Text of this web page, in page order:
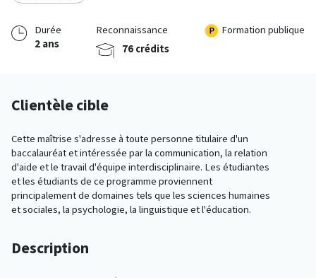
Durée
2 ans
Reconnaissance
76 crédits
Formation publique
Clientèle cible
Cette maîtrise s'adresse à toute personne titulaire d'un
baccalauréat et intéressée par la communication, la relation
d'aide et le travail d'équipe interdisciplinaire. Les étudiantes
et les étudiants de ce programme proviennent
principalement de domaines tels que les sciences humaines
et sociales, la psychologie, la linguistique et l'éducation.
Description